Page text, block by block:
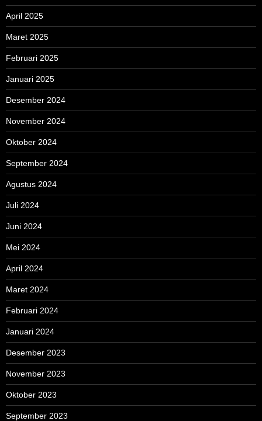
April 2025
Maret 2025
Februari 2025
Januari 2025
Desember 2024
November 2024
Oktober 2024
September 2024
Agustus 2024
Juli 2024
Juni 2024
Mei 2024
April 2024
Maret 2024
Februari 2024
Januari 2024
Desember 2023
November 2023
Oktober 2023
September 2023